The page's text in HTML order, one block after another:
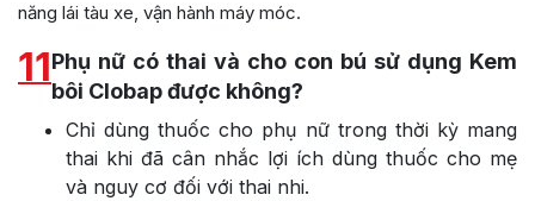
năng lái tàu xe, vận hành máy móc.
11Phụ nữ có thai và cho con bú sử dụng Kem
bôi Clobap được không?
Chỉ dùng thuốc cho phụ nữ trong thời kỳ mang
thai khi đã cân nhắc lợi ích dùng thuốc cho mẹ
và nguy cơ đối với thai nhi.